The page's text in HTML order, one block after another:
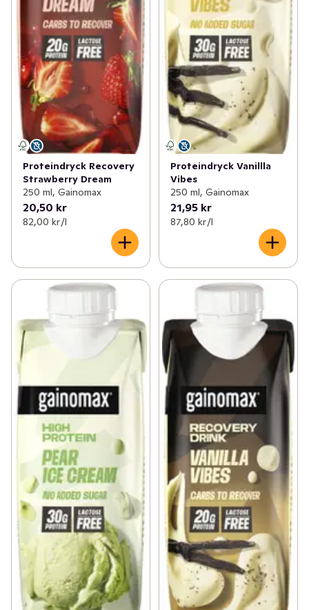
Proteindryck Recovery
Strawberry Dream
250 ml, Gainomax
20,50 kr
82,00 kr /l
Proteindryck Vanillla
Vibes
250 ml, Gainomax
21,95 kr
87,80 kr /l